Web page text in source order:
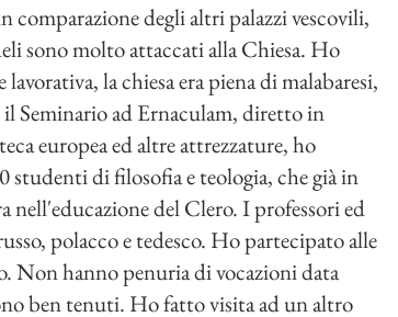
comparazione degli altri palazzi vescovili,
sono molto attaccati alla Chiesa. Ho
la chiesa era piena di malabaresi,
Seminario ad Ernaculam, diretto in
europea ed altre attrezzature, ho
di filosofia e teologia, che già in
nell'educazione del Clero. I professori ed
polacco e tedesco. Ho partecipato alle
Non hanno penuria di vocazioni data
ben tenuti. Ho fatto visita ad un altro